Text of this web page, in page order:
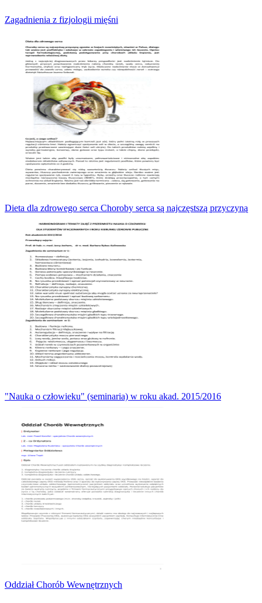
Zagadnienia z fizjologii mięśni
Dieta dla zdrowego serca Choroby serca są najczęstszą przyczyną
"Nauka o człowieku" (seminaria) w roku akad. 2015/2016
Oddział Chorób Wewnętrznych